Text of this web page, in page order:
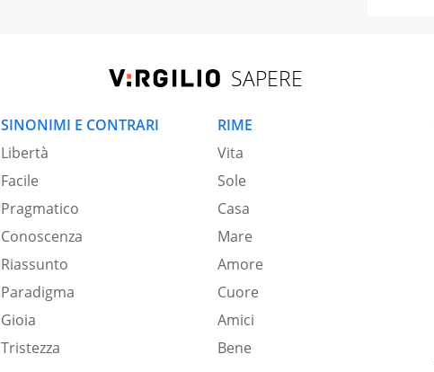
SAPERE
SINONIMI E CONTRARI
Libertà
Facile
Pragmatico
Conoscenza
Riassunto
Paradigma
Gioia
Tristezza
RIME
Vita
Sole
Casa
Mare
Amore
Cuore
Amici
Bene